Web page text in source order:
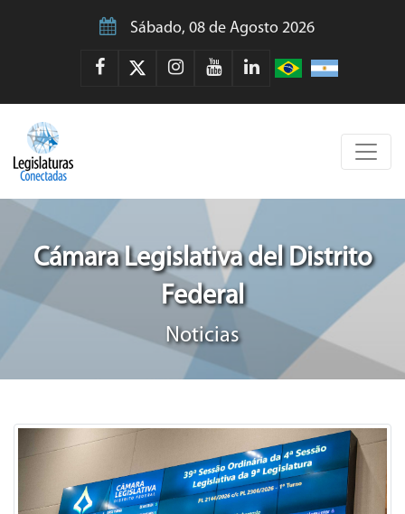
Sábado, 08 de Agosto 2026
Cámara Legislativa del Distrito
Federal
Noticias